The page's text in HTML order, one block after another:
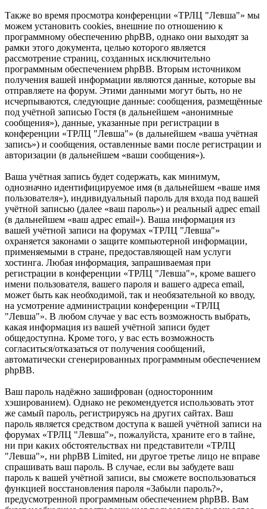
Также во время просмотра конференции «ТРЛЦ "Левша"» мы
можем установить cookies, внешние по отношению к
программному обеспечению phpBB, однако они выходят за
рамки этого документа, целью которого является
рассмотрение страниц, созданных исключительно
программным обеспечением phpBB. Вторым источником
получения вашей информации являются данные, которые вы
отправляете на форум. Этими данными могут быть, но не
исчерпываются, следующие данные: сообщения, размещённые
под учётной записью Гостя (в дальнейшем «анонимные
сообщения»), данные, указанные при регистрации в
конференции «ТРЛЦ "Левша"» (в дальнейшем «ваша учётная
запись») и сообщения, оставленные вами после регистрации и
авторизации (в дальнейшем «ваши сообщения»).
Ваша учётная запись будет содержать, как минимум,
однозначно идентифицируемое имя (в дальнейшем «ваше имя
пользователя»), индивидуальный пароль для входа под вашей
учётной записью (далее «ваш пароль») и реальный адрес email
(в дальнейшем «ваш адрес email»). Ваша информация из
вашей учётной записи на форумах «ТРЛЦ "Левша"»
охраняется законами о защите компьютерной информации,
применяемыми в стране, предоставляющей нам услуги
хостинга. Любая информация, запрашиваемая при
регистрации в конференции «ТРЛЦ "Левша"», кроме вашего
имени пользователя, вашего пароля и вашего адреса email,
может быть как необходимой, так и необязательной ко вводу,
на усмотрение администрации конференции «ТРЛЦ
"Левша"». В любом случае у вас есть возможность выбрать,
какая информация из вашей учётной записи будет
общедоступна. Кроме того, у вас есть возможность
согласиться/отказаться от получения сообщений,
автоматически сгенерированных программным обеспечением
phpBB.
Ваш пароль надёжно зашифрован (односторонним
хэшированием). Однако не рекомендуется использовать этот
же самый пароль, регистрируясь на других сайтах. Ваш
пароль является средством доступа к вашей учётной записи на
форумах «ТРЛЦ "Левша"», пожалуйста, храните его в тайне,
ни при каких обстоятельствах ни представители «ТРЛЦ
"Левша"», ни phpBB Limited, ни другое третье лицо не вправе
спрашивать ваш пароль. В случае, если вы забудете ваш
пароль к вашей учётной записи, вы сможете воспользоваться
функцией восстановления пароля «Забыли пароль?»,
предусмотренной программным обеспечением phpBB. Вам